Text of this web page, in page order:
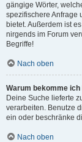
gängige Wörter,
spezifischere Anfrage
bietet. Außerdem ist
nirgends im Forum
Begriffe!
Nach oben
Warum bekomme
Deine Suche lieferte
verarbeiten. Benutze
ein oder beschränke
Nach oben